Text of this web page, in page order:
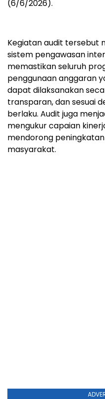
(6/6/2026).
Kegiatan audit tersebut
sistem pengawasan
memastikan seluruh
penggunaan anggaran
dapat dilaksanakan
transparan, dan sesuai
berlaku. Audit juga
mengukur capaian
mendorong
masyarakat.